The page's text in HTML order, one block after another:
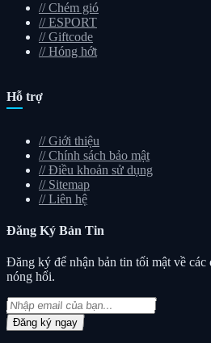
// Chém gió
// ESPORT
// Giftcode
// Hóng hớt
Hỗ trợ
// Giới thiệu
// Chính sách bảo mật
// Điều khoản sử dụng
// Sitemap
// Liên hệ
Đăng Ký Bản Tin
Đăng ký để nhận bản tin tối mật về
nóng hổi.
Đăng ký ngay